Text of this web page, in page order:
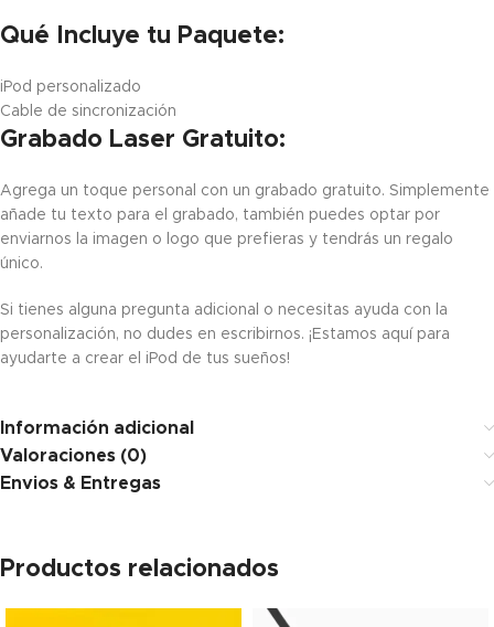
Qué Incluye tu Paquete:
iPod personalizado
Cable de sincronización
Grabado Laser Gratuito:
Agrega un toque personal con un grabado gratuito. Simplemente
añade tu texto para el grabado, también puedes optar por
enviarnos la imagen o logo que prefieras y tendrás un regalo
único.
Si tienes alguna pregunta adicional o necesitas ayuda con la
personalización, no dudes en escribirnos. ¡Estamos aquí para
ayudarte a crear el iPod de tus sueños!
Información adicional
Valoraciones (0)
Envios & Entregas
Productos relacionados